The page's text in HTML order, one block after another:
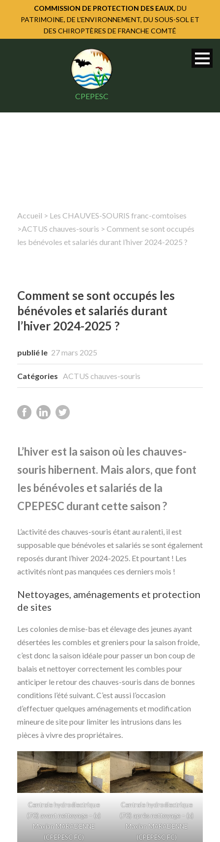
COMMISSION DE PROTECTION DES EAUX, DU
PATRIMOINE, DE L'ENVIRONNEMENT, DU SOUS-SOL ET
DES CHIROPTÈRES DE FRANCHE COMTÉ
CPEPESC
Rechercher
Accueil > Les CHAUVES-SOURIS franc-comtoises
>ACTUS chauves-souris > Comment se sont occupés
les bénévoles et salariés durant l’hiver 2024-2025 ?
Comment se sont occupés les
bénévoles et salariés durant
l’hiver 2024-2025 ?
publié le 27 mars 2025
Catégories ACTUS chauves-souris
L’hiver est la saison où les chauves-
souris hibernent. Mais alors, que font
les bénévoles et salariés de la
CPEPESC durant cette saison ?
L’activité des chauves-souris étant au ralenti, il est
supposable que bénévoles et salariés se sont également
reposés durant l’hiver 2024-2025. Et pourtant ! Les
activités n’ont pas manquées ces derniers mois !
Nettoyages, aménagements et protection
de sites
Les colonies de mise-bas et élevage des jeunes ayant
désertées les combles et greniers pour la saison froide,
c’est donc la saison idéale pour passer un bon coup de
balais et nettoyer correctement les combles pour
anticiper le retour des chauves-souris dans de bonnes
conditions l’été suivant. C’est aussi l’occasion
d’effectuer quelques aménagements et modification
mineure de site pour limiter les intrusions dans les
pièces à vivre des propriétaires.
Centrale hydroélectrique
(70) avant nettoyage – (c)
Maxian MARADENNE
(CPEPESC FC)
Centrale hydroélectrique
(70) après nettoyage – (c)
Maxian MARADENNE
(CPEPESC FC)